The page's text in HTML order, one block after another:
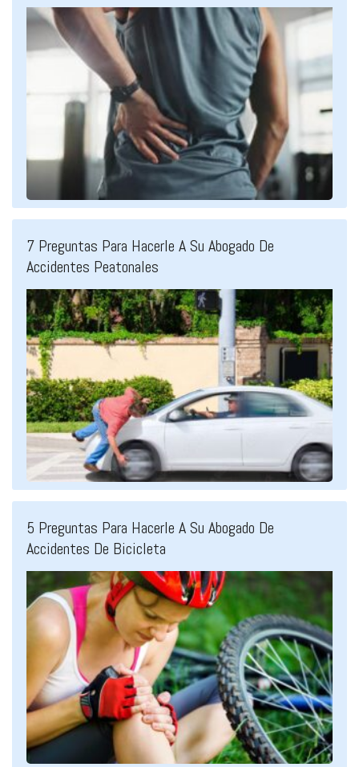
7 Preguntas Para Hacerle A Su Abogado De
Accidentes Peatonales
5 Preguntas Para Hacerle A Su Abogado De
Accidentes De Bicicleta